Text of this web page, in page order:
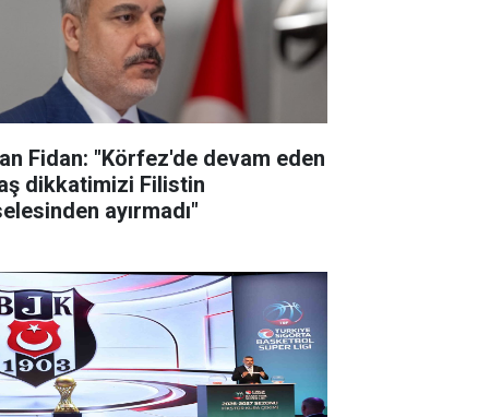
Fidan: "Körfez'de devam eden
dikkatimizi Filistin
ayırmadı"